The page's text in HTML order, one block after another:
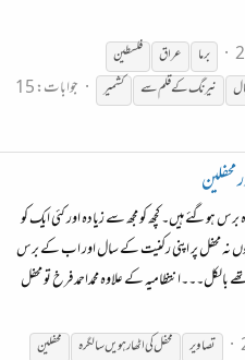
برما عراق
فلسطین
نیرنگکےقلمسے کشمیر
جوابات: 15
برس ہوگئے ہیں۔ کچھ کو مجھ سے زیادہ اور کئی ایک کو
نہ محفل پر اپنی رکنیت کے سال اور اب کے برس
کے علاوہ محمداحمد فرخ تو محفل
تصاویر محفل کی اٹھارہویں سالگرہ محفلین